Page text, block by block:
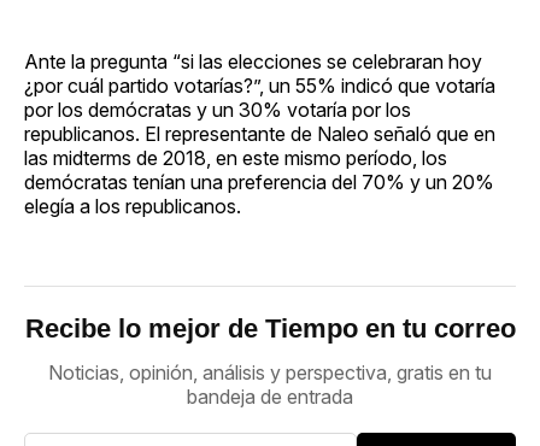
Ante la pregunta “si las elecciones se celebraran hoy
¿por cuál partido votarías?”, un 55% indicó que votaría
por los demócratas y un 30% votaría por los
republicanos. El representante de Naleo señaló que en
las midterms de 2018, en este mismo período, los
demócratas tenían una preferencia del 70% y un 20%
elegía a los republicanos.
Recibe lo mejor de Tiempo en tu correo
Noticias, opinión, análisis y perspectiva, gratis en tu
bandeja de entrada